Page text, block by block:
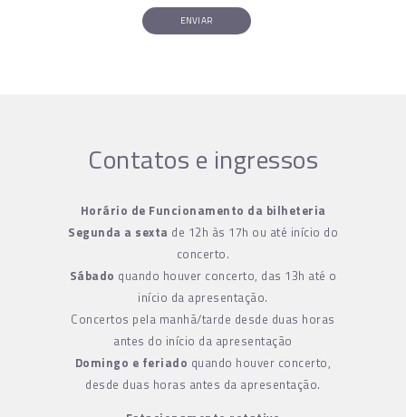
ENVIAR
Contatos e ingressos
Horário de Funcionamento da bilheteria
Segunda a sexta de 12h às 17h ou até início do
concerto.
Sábado quando houver concerto, das 13h até o
início da apresentação.
Concertos pela manhã/tarde desde duas horas
antes do início da apresentação
Domingo e feriado quando houver concerto,
desde duas horas antes da apresentação.